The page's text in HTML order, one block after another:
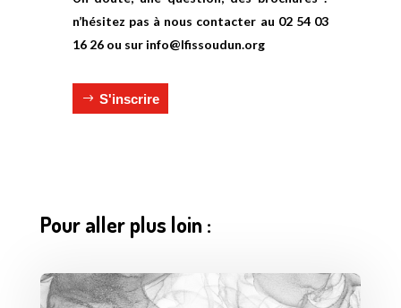
n’hésitez pas à nous contacter au 02 54 03
16 26 ou sur info@lfissoudun.org
S'inscrire
Pour aller plus loin :